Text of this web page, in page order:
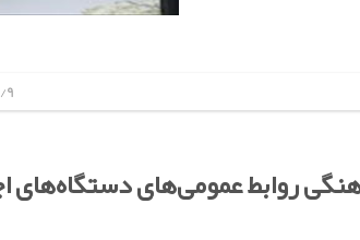
روابط عمومی‌های دستگاه‌های